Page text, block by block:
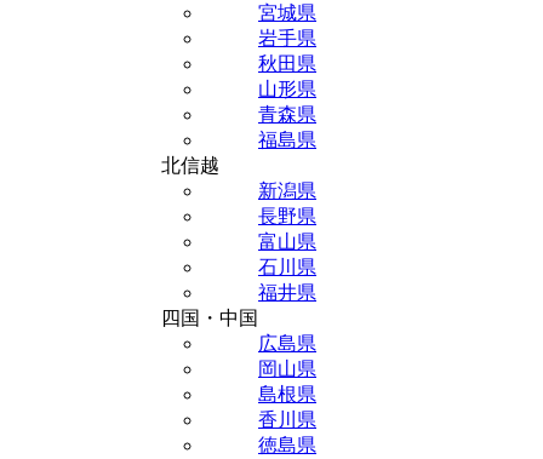
宮城県
岩手県
秋田県
山形県
青森県
福島県
北信越
新潟県
長野県
富山県
石川県
福井県
四国・中国
広島県
岡山県
島根県
香川県
徳島県